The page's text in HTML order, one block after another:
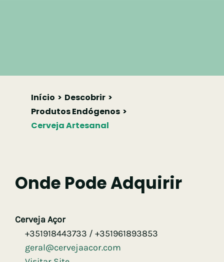
Início
Descobrir
Produtos Endógenos
Cerveja Artesanal
Onde Pode Adquirir
Cerveja Açor
+351918443733 / +351961893853
geral@cervejaacor.com